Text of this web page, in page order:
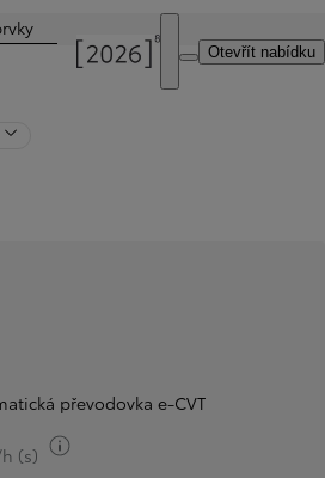
Otevřít nabídku
převodovka e‑CVT
(s)